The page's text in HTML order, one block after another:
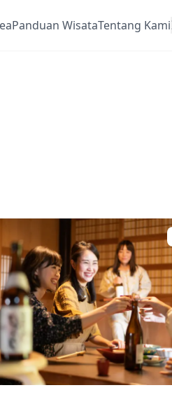
Panduan WisataTentang Kami